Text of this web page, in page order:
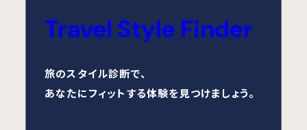
Travel Style Finder
旅のスタイル診断で、
あなたにフィットする体験を見つけましょう。